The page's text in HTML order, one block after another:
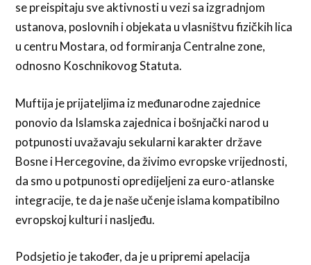
se preispitaju sve aktivnosti u vezi sa izgradnjom
ustanova, poslovnih i objekata u vlasništvu fizičkih lica
u centru Mostara, od formiranja Centralne zone,
odnosno Koschnikovog Statuta.
Muftija je prijateljima iz međunarodne zajednice
ponovio da Islamska zajednica i bošnjački narod u
potpunosti uvažavaju sekularni karakter države
Bosne i Hercegovine, da živimo evropske vrijednosti,
da smo u potpunosti opredijeljeni za euro-atlanske
integracije, te da je naše učenje islama kompatibilno
evropskoj kulturi i nasljeđu.
Podsjetio je također, da je u pripremi apelacija